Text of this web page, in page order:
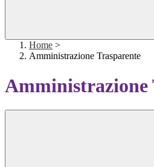
Home >
Amministrazione Trasparente
Amministrazione